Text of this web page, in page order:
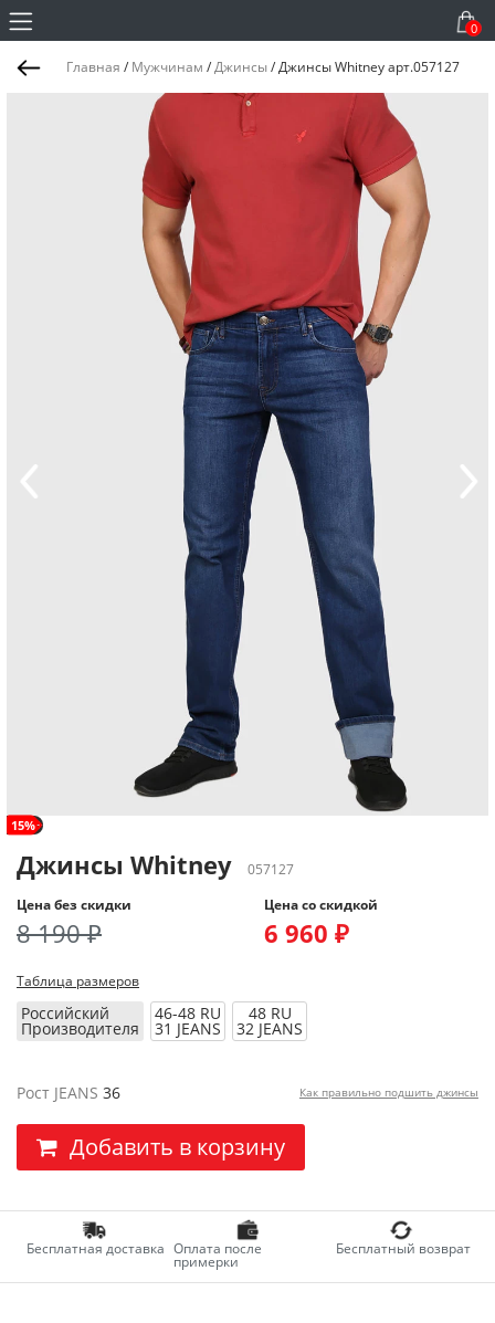
0
Главная / Мужчинам /Джинсы/Джинсы Whitney арт.057127
рост+
15%
Джинсы Whitney
057127
Цена без скидки
8 190 ₽
Цена со скидкой
6 960 ₽
Таблица размеров
Российский
Производителя
46-48 RU
31 JEANS
48 RU
32 JEANS
Рост JEANS 36 Как правильно подшить джинсы
Добавить в корзину
Бесплатная доставка Оплата после
примерки
Бесплатный возврат